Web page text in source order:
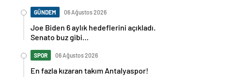
GÜNDEM 06 Ağustos 2026
Joe Biden 6 aylık hedeflerini açıkladı.
Senato buz gibi…
SPOR 06 Ağustos 2026
En fazla kızaran takım Antalyaspor!